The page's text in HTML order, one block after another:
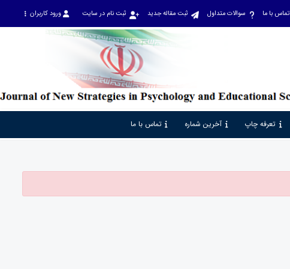
تماس با ما سوالات متداول ثبت مقاله جدید ثبت نام در سایت ورود کاربران
تعرفه چاپ آخرین شماره تماس با ما